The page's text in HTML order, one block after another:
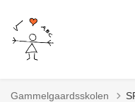
Gammelgaardsskolen